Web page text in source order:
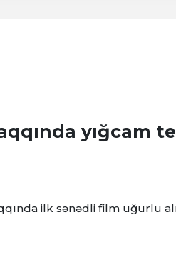
yığcam
ilk sənədli film uğurlu